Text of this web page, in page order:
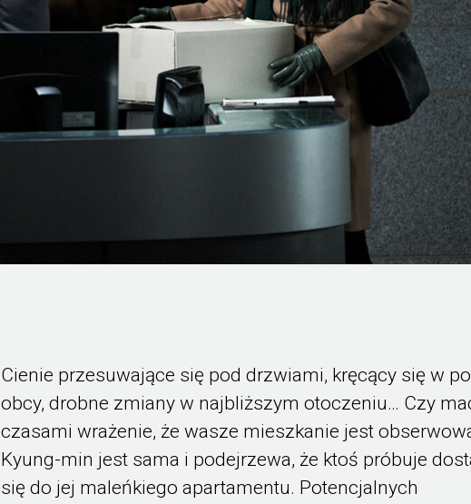
Cienie przesuwające się pod drzwiami, kręcący się w
obcy, drobne zmiany w najbliższym otoczeniu… Czy
czasami wrażenie, że wasze mieszkanie jest
Kyung-min jest sama i podejrzewa, że ktoś próbuje
się do jej maleńkiego apartamentu. Potencjalnych